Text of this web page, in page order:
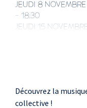
JEUDI 8
- 18:30
JEUDI 15
JEUDI 6
- 18:30
Découvrez la
collective !